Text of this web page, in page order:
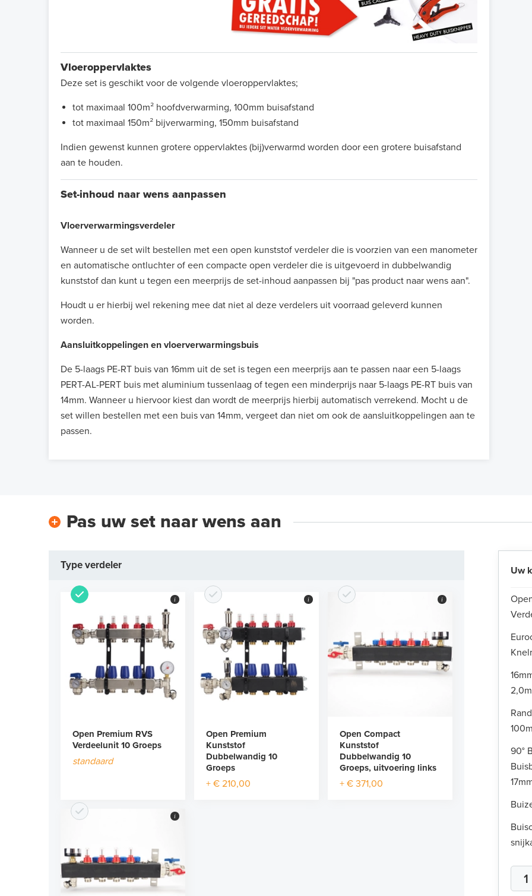
Vloeroppervlaktes
Deze set is geschikt voor de volgende vloeroppervlaktes;
tot maximaal 100m² hoofdverwarming, 100mm buisafstand
tot maximaal 150m² bijverwarming, 150mm buisafstand
Indien gewenst kunnen grotere oppervlaktes (bij)verwarmd worden door een grotere buisafstand
aan te houden.
Set-inhoud naar wens aanpassen
Vloerverwarmingsverdeler
Wanneer u de set wilt bestellen met een open kunststof verdeler die is voorzien van een manometer
en automatische ontluchter of een compacte open verdeler die is uitgevoerd in dubbelwandig
kunststof dan kunt u tegen een meerprijs de set-inhoud aanpassen bij "pas product naar wens aan".
Houdt u er hierbij wel rekening mee dat niet al deze verdelers uit voorraad geleverd kunnen
worden.
Aansluitkoppelingen en vloerverwarmingsbuis
De 5-laags PE-RT buis van 16mm uit de set is tegen een meerprijs aan te passen naar een 5-laags
PERT-AL-PERT buis met aluminium tussenlaag of tegen een minderprijs naar 5-laags PE-RT buis van
14mm. Wanneer u hiervoor kiest dan wordt de meerprijs hierbij automatisch verrekend. Mocht u de
set willen bestellen met een buis van 14mm, vergeet dan niet om ook de aansluitkoppelingen aan te
passen.
Pas uw set naar wens aan
Type verdeler
Open Premium RVS
Verdeelunit 10 Groeps
standaard
i
Open Premium
Kunststof
Dubbelwandig 10
Groeps
+ € 210,00
i
Open Compact
Kunststof
Dubbelwandig 10
Groeps, uitvoering links
+ € 371,00
i
i
Uw
90°